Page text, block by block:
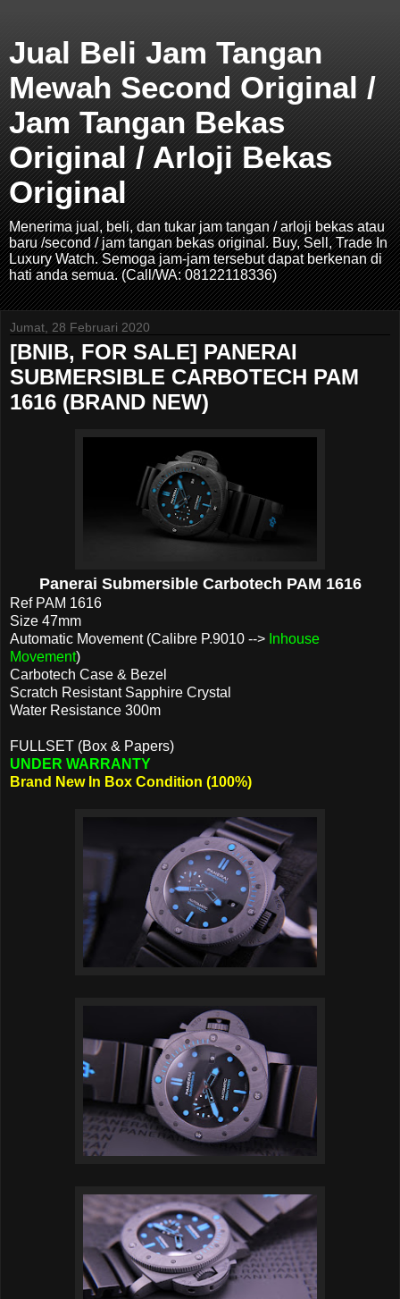
Jual Beli Jam Tangan
Mewah Second Original /
Jam Tangan Bekas
Original / Arloji Bekas
Original
Menerima jual, beli, dan tukar jam tangan / arloji bekas atau
baru /second / jam tangan bekas original. Buy, Sell, Trade In
Luxury Watch. Semoga jam-jam tersebut dapat berkenan di
hati anda semua. (Call/WA: 08122118336)
Jumat, 28 Februari 2020
[BNIB, FOR SALE] PANERAI
SUBMERSIBLE CARBOTECH PAM
1616 (BRAND NEW)
Panerai Submersible Carbotech PAM 1616
Ref PAM 1616
Size 47mm
Automatic Movement (Calibre P.9010 --> Inhouse
Movement)
Carbotech Case & Bezel
Scratch Resistant Sapphire Crystal
Water Resistance 300m
FULLSET (Box & Papers)
UNDER WARRANTY
Brand New In Box Condition (100%)